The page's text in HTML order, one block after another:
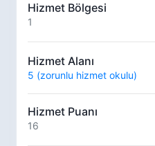
Hizmet Bölgesi
1
Hizmet Alanı
5 (zorunlu hizmet okulu)
Hizmet Puanı
16